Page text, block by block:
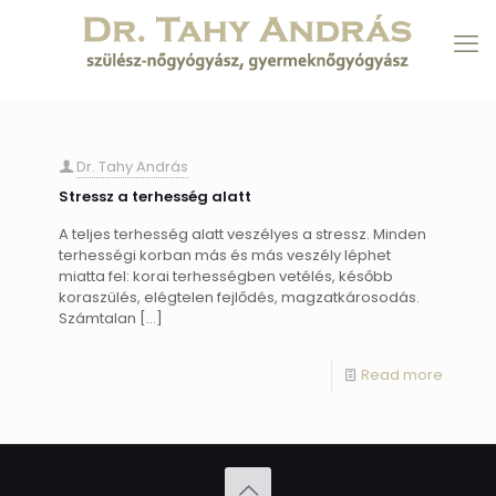
Dr. Tahy András
Stressz a terhesség alatt
A teljes terhesség alatt veszélyes a stressz. Minden
terhességi korban más és más veszély léphet
miatta fel: korai terhességben vetélés, később
koraszülés, elégtelen fejlődés, magzatkárosodás.
Számtalan […]
Read more